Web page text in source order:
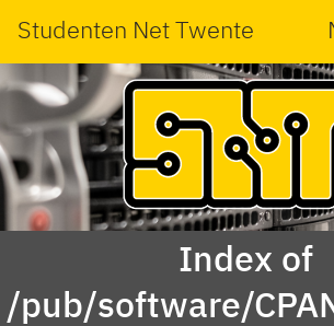
Studenten Net Twente
Index of
/pub/software/